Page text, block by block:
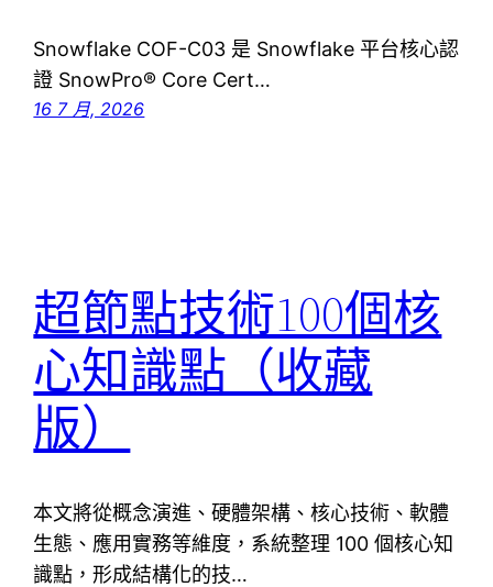
Snowflake COF-C03 是 Snowflake 平台核心認
證 SnowPro® Core Cert…
16 7 月, 2026
超節點技術100個核
心知識點（收藏
版）
本文將從概念演進、硬體架構、核心技術、軟體
生態、應用實務等維度，系統整理 100 個核心知
識點，形成結構化的技…